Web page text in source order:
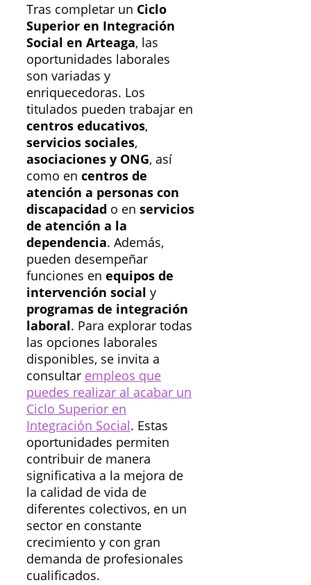
Tras completar un Ciclo
Superior en Integración
Social en Arteaga, las
oportunidades laborales
son variadas y
enriquecedoras. Los
titulados pueden trabajar en
centros educativos,
servicios sociales,
asociaciones y ONG, así
como en centros de
atención a personas con
discapacidad o en servicios
de atención a la
dependencia. Además,
pueden desempeñar
funciones en equipos de
intervención social y
programas de integración
laboral. Para explorar todas
las opciones laborales
disponibles, se invita a
consultar empleos que
puedes realizar al acabar un
Ciclo Superior en
Integración Social. Estas
oportunidades permiten
contribuir de manera
significativa a la mejora de
la calidad de vida de
diferentes colectivos, en un
sector en constante
crecimiento y con gran
demanda de profesionales
cualificados.